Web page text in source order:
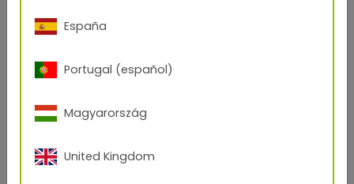
krijten
ze ook steeds meer gebruikt in
hoge glans- en kleurstabiliteit
voorveel effecten en oppervlakken
De weerstand tegen oplosmiddelen is echter lager
España
Portugal (español)
Magyarország
United Kingdom